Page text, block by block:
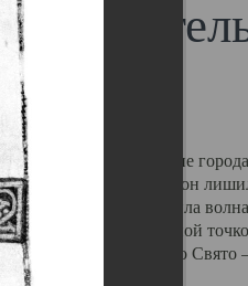
чем другие губернские
в результате которых он
Архангельску ударила
20 –х годов. Отправной
кафедрального Свято